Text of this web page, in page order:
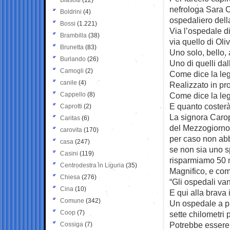
nefrologa Sara
ospedaliero
Via l’ospedale
via quello di
Uno solo, bello,
Uno di quelli
Come dice la
Realizzato in
Come dice la
E quanto
La signora
del
per caso non
se non sia uno
risparmiamo 50
Magnifico, e
“Gli ospedali
E qui alla brava
Un ospedale a
sette chilometri
Potrebbe
Boldrini (4)
Bossi (1.221)
Brambilla (38)
Brunetta (83)
Burlando (26)
Camogli (2)
canile (4)
Cappello (8)
Caprotti (2)
Caritas (6)
carovita (170)
casa (247)
Casini (119)
Centrodestra in Liguria (35)
Chiesa (276)
Cina (10)
Comune (342)
Coop (7)
Cossiga (7)